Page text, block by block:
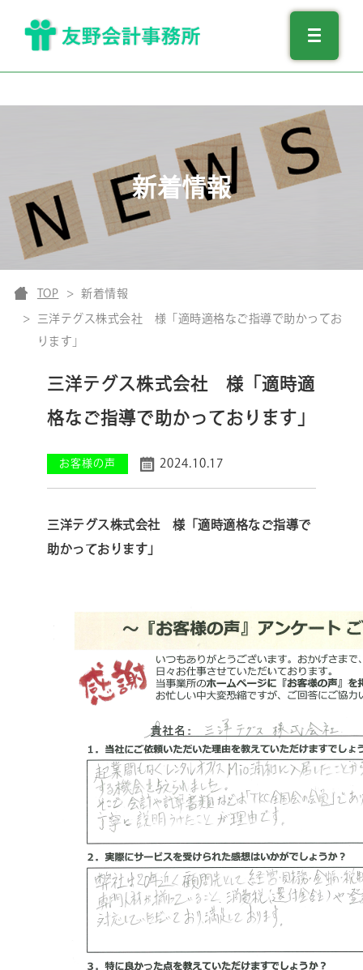
新着情報
TOP 新着情報
三洋テグス株式会社 様「適時適格なご指導で助かってお
ります」
三洋テグス株式会社 様「適時適
格なご指導で助かっております」
お客様の声 2024.10.17
三洋テグス株式会社 様「適時適格なご指導で
助かっております」